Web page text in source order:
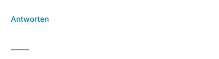
Antworten